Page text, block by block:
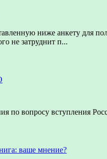
ниже анкету для
не затруднит п...
по вопросу вступления
ваше мнение?